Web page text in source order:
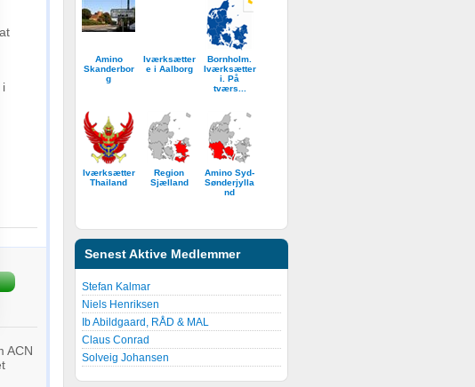
Amino
Skanderbor
g
Iværksætter
e i Aalborg
Bornholm.
Iværksætter
i. På
tværs...
Iværksætter
Thailand
Region
Sjælland
Amino Syd-
Sønderjylla
nd
Senest Aktive Medlemmer
Stefan Kalmar
Niels Henriksen
Ib Abildgaard, RÅD & MAL
Claus Conrad
Solveig Johansen
i
ACN